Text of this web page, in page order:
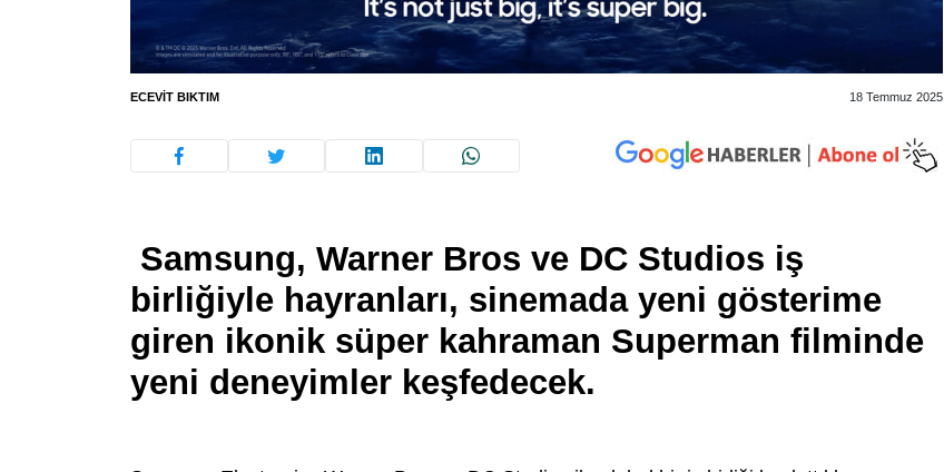
ECEVIT BIKTIM 18 Temmuz 2025
Samsung, Warner Bros ve DC Studios iş
birliğiyle hayranları, sinemada yeni gösterime
giren ikonik süper kahraman Superman filminde
yeni deneyimler keşfedecek.